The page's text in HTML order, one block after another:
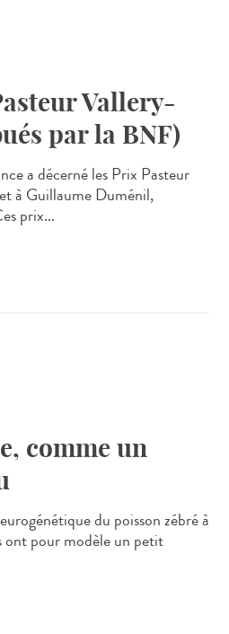
Vallery-
par la BNF)
a décerné les Prix Pasteur
à Guillaume Duménil,
prix...
comme un
du poisson zébré à
ont pour modèle un petit